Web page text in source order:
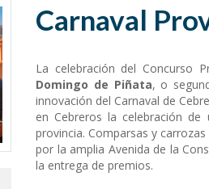
Carnaval
La celebración del Concurso
Domingo de Piñata, o
innovación del Carnaval de
en Cebreros la celebración
provincia. Comparsas y
por la amplia Avenida de la
la entrega de premios.